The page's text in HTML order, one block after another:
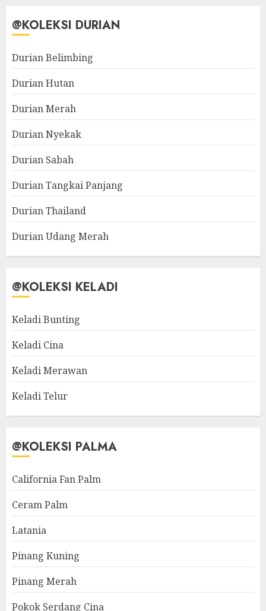
@KOLEKSI DURIAN
Durian Belimbing
Durian Hutan
Durian Merah
Durian Nyekak
Durian Sabah
Durian Tangkai Panjang
Durian Thailand
Durian Udang Merah
@KOLEKSI KELADI
Keladi Bunting
Keladi Cina
Keladi Merawan
Keladi Telur
@KOLEKSI PALMA
California Fan Palm
Ceram Palm
Latania
Pinang Kuning
Pinang Merah
Pokok Serdang Cina